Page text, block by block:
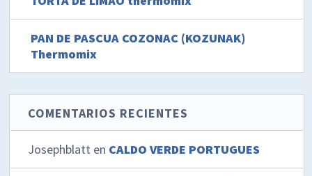
PAN DE PASCUA COZONAC (KOZUNAK)
Thermomix
COMENTARIOS RECIENTES
Josephblatt en CALDO VERDE PORTUGUES